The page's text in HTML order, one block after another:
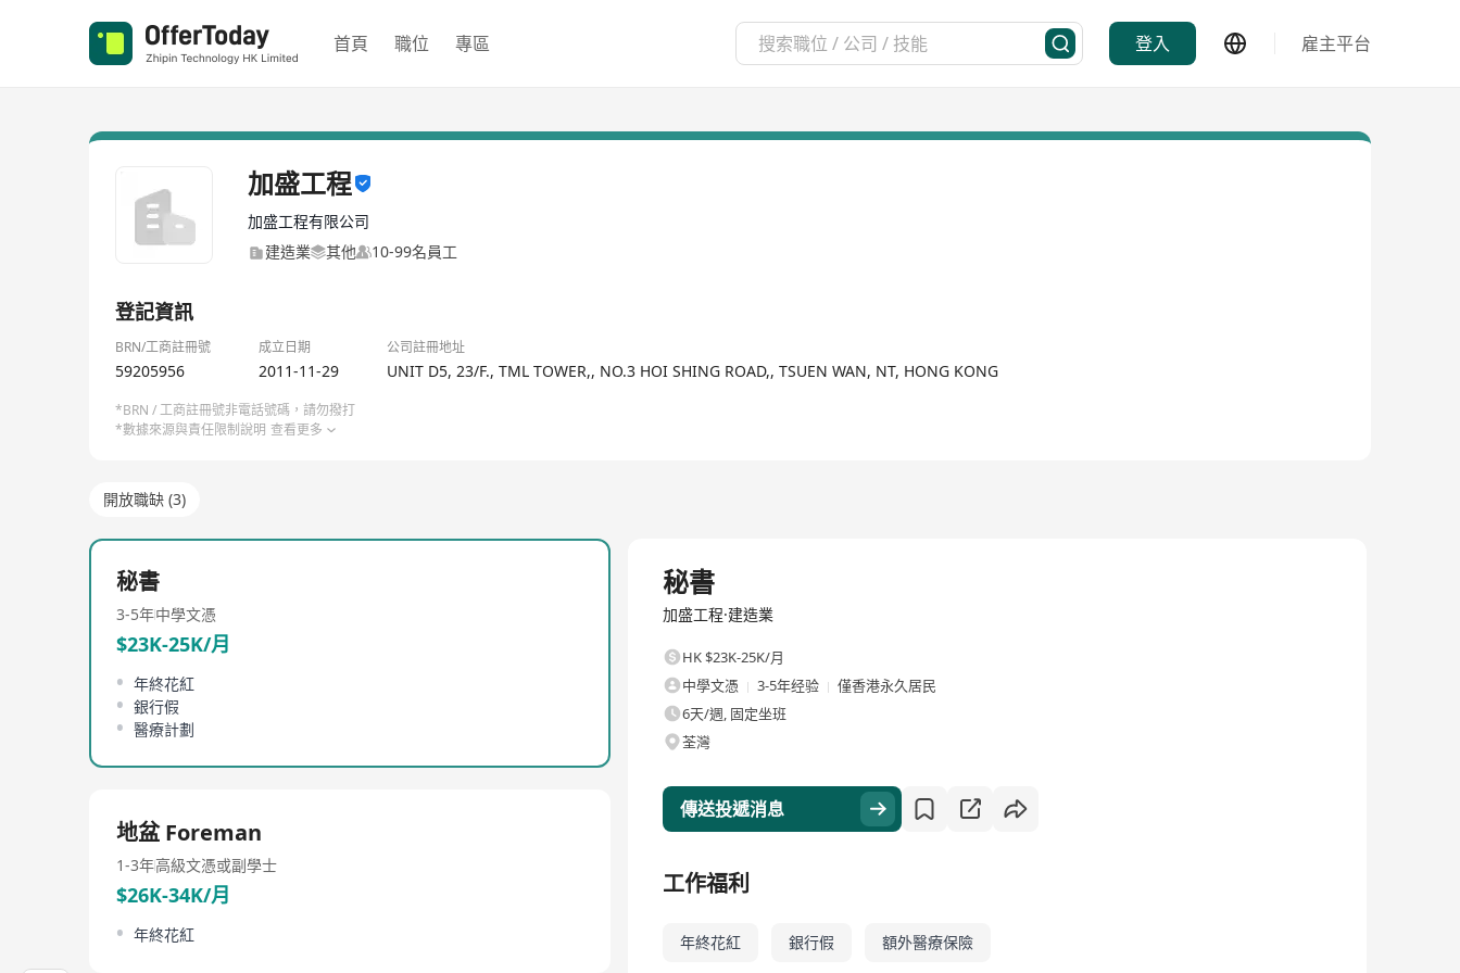
首頁 職位 專區 登入 雇主平台
加盛工程
加盛工程有限公司
建造業
其他 10-99名員工
登記資訊
BRN/工商註冊號 成立日期 公司註冊地址
59205956 2011-11-29 UNIT D5, 23/F., TML TOWER,, NO.3 HOI SHING ROAD,, TSUEN WAN, NT, HONG KONG
*BRN / 工商註冊號非電話號碼，請勿撥打
*數據來源與責任限制說明 查看更多
開放職缺 (3)
秘書
3-5年中學文憑
$23K-25K/月
年終花紅
銀行假
醫療計劃
地盆 Foreman
1-3年高級文憑或副學士
$26K-34K/月
年終花紅
秘書
加盛工程·建造業
HK $23K-25K/月
中學文憑
3-5年经验
僅香港永久居民
6天/週, 固定坐班
荃灣
傳送投遞消息
工作福利
年終花紅 銀行假 額外醫療保險